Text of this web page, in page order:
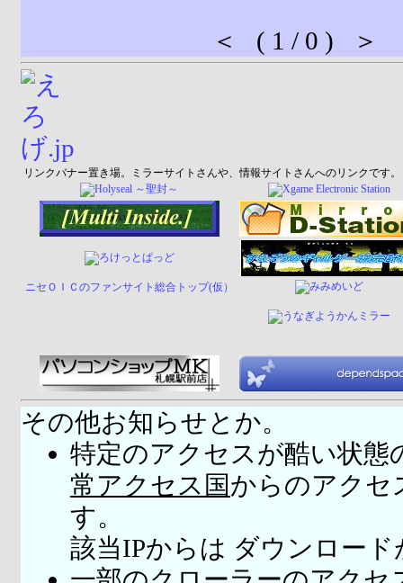
＜ ( 1 / 0 ) ＞
リンクバナー置き場。ミラーサイトさんや、情報サイトさんへのリンクです。
ニセＯＩＣのファンサイト総合トップ(仮）
その他お知らせとか。
特定のアクセスが酷い状態
常アクセス国からのアクセ
す。
該当IPからは ダウンロー